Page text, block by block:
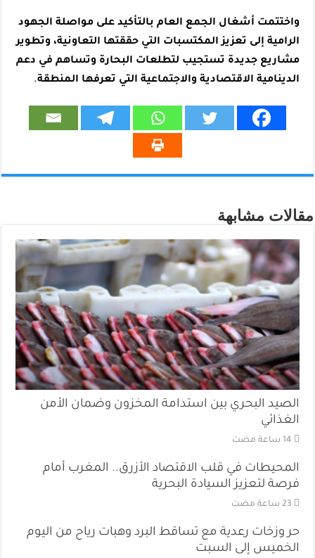
واختتمت أشغال الجمع العام بالتأكيد على مواصلة الجهود
الرامية إلى تعزيز المكتسبات التي حققتها التعاونية، وتطوير
مشاريع جديدة تستجيب لتطلعات البحارة وتساهم في دعم
الدينامية الاقتصادية والاجتماعية التي تعرفها المنطقة.
مقالات مشابهة
الصيد البحري بين استدامة المخزون وضمان الأمن
الغذائي
المحيطات في قلب الاقتصاد الأزرق.. المغرب أمام
فرصة لتعزيز السيادة البحرية
حر وزخات رعدية مع تساقط البرد وهبات رياح من اليوم
الخميس إلى السبت